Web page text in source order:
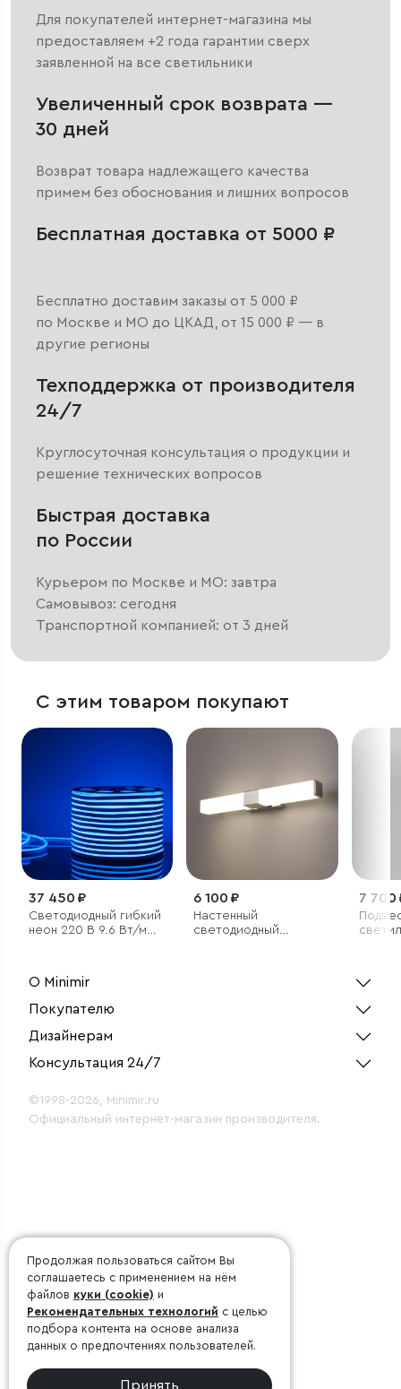
Для покупателей интернет-магазина мы
предоставляем +2 года гарантии сверх
заявленной на все светильники
Увеличенный срок возврата —
30 дней
Возврат товара надлежащего качества
примем без обоснования и лишних вопросов
Бесплатная доставка от 5000 ₽
Бесплатно доставим заказы от 5 000 ₽
по Москве и МО до ЦКАД, от 15 000 ₽ — в
другие регионы
Техподдержка от производителя
24/7
Круглосуточная консультация о продукции и
решение технических вопросов
Быстрая доставка
по России
Курьером по Москве и МО: завтра
Самовывоз: сегодня
Транспортной компанией: от 3 дней
С этим товаром покупают
37 450 ₽
Светодиодный гибкий
неон 220 В 9.6 Вт/м
6 100 ₽
Настенный
светодиодный
7 700
О Minimir
Покупателю
Дизайнерам
Консультация 24/7
©1998-2026, Minimir.ru
Официальный интернет-магазин производителя.
Продолжая пользоваться сайтом Вы
соглашаетесь с применением на нём
файлов куки (cookie) и
Рекомендательных технологий с целью
подбора контента на основе анализа
данных о предпочтениях пользователей.
Принять